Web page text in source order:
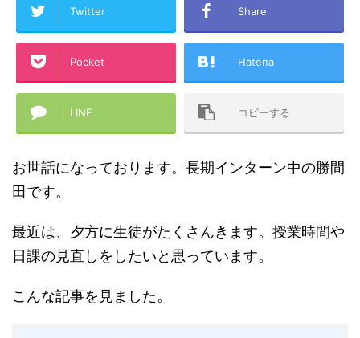
Twitter Share
Pocket Hatena
LINE コピーする
お世話になっております。長期インターン中の勝間
田です。
最近は、夕方に生徒がたくさんきます。授業時間や
日課の見直しをしたいと思っています。
こんな記事を見ました。